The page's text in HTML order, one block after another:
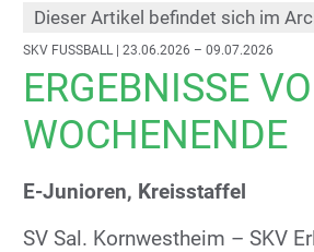
Dieser Artikel befindet sich im
SKV FUSSBALL | 23.06.2026 – 09.07.2026
ERGEBNISSE
WOCHENENDE
E-Junioren, Kreisstaffel
SV Sal. Kornwestheim – SKV